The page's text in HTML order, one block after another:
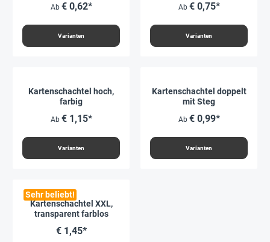
Ab € 0,62*
Varianten
Ab € 0,75*
Varianten
Kartenschachtel hoch,
farbig
Ab € 1,15*
Varianten
Kartenschachtel doppelt
mit Steg
Ab € 0,99*
Varianten
Sehr beliebt!
Kartenschachtel XXL,
transparent farblos
€ 1,45*